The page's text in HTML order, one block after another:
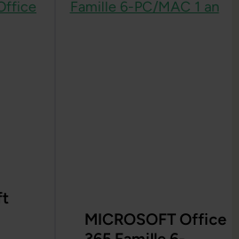
MICROSOFT Office